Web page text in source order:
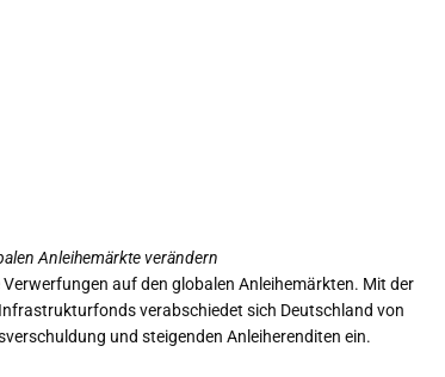
Anleihemärkte verändern
auf den globalen Anleihemärkten. Mit der
verabschiedet sich Deutschland von
und steigenden Anleiherenditen ein.